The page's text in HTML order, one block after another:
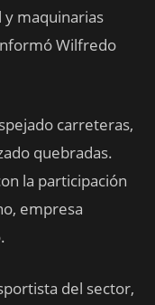
y maquinarias
Wilfredo
carreteras,
quebradas.
la participación
empresa
del sector,